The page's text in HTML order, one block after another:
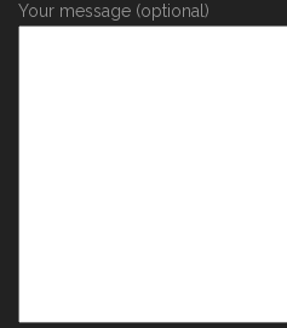
Your message (optional)